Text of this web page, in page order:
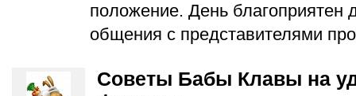
положение. День благоприятен
общения с представителями
Советы Бабы Клавы на